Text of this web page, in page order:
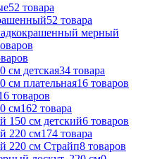
52 товара
52 товара
мерный
см детская34 товара
см плательная16 товаров
товаров
см162 товара
150 см детский6 товаров
220 см174 товара
220 см Страйп8 товаров